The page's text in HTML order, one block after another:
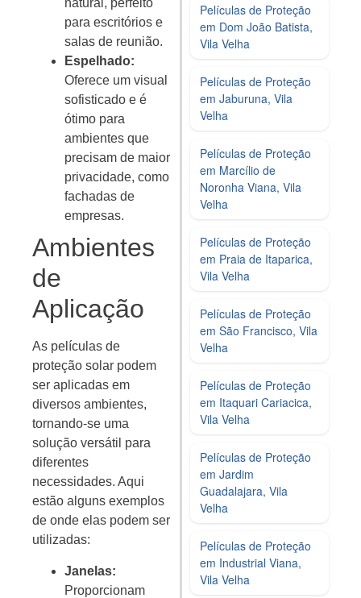
natural, perfeito
para escritórios e
salas de reunião.
Espelhado:
Oferece um visual
sofisticado e é
ótimo para
ambientes que
precisam de maior
privacidade, como
fachadas de
empresas.
Ambientes
de
Aplicação
As películas de
proteção solar podem
ser aplicadas em
diversos ambientes,
tornando-se uma
solução versátil para
diferentes
necessidades. Aqui
estão alguns exemplos
de onde elas podem ser
utilizadas:
Janelas:
Proporcionam
Películas de Proteção
em Dom João Batista,
Vila Velha
Películas de Proteção
em Jaburuna, Vila
Velha
Películas de Proteção
em Marcílio de
Noronha Viana, Vila
Velha
Películas de Proteção
em Praia de Itaparica,
Vila Velha
Películas de Proteção
em São Francisco, Vila
Velha
Películas de Proteção
em Itaquari Cariacica,
Vila Velha
Películas de Proteção
em Jardim
Guadalajara, Vila
Velha
Películas de Proteção
em Industrial Viana,
Vila Velha